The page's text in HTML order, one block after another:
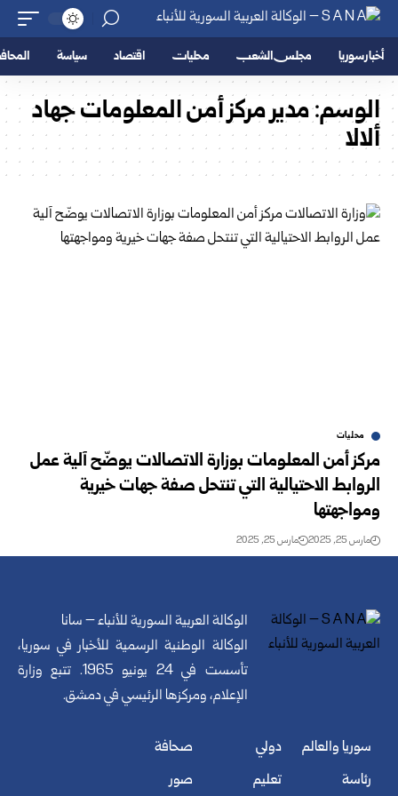
أخبار سوريا مجلس الشعب محليات اقتصاد سياسة
الوسم:مدير مركز أمن المعلومات جهاد
ألالا
محليات
مركز أمن المعلومات بوزارة الاتصالات يوضّح آلية عمل
الروابط الاحتيالية التي تنتحل صفة ‏جهات خيرية
ومواجهتها
مارس 25, 2025 مارس 25, 2025
الوكالة العربية السورية للأنباء – سانا
الوكالة الوطنية الرسمية للأخبار في سوريا،
تأسست في 24 يونيو 1965. تتبع وزارة
الإعلام، ومركزها الرئيسي في دمشق.
سوريا والعالم
رئاسة
دولي
تعليم
صحافة
صور